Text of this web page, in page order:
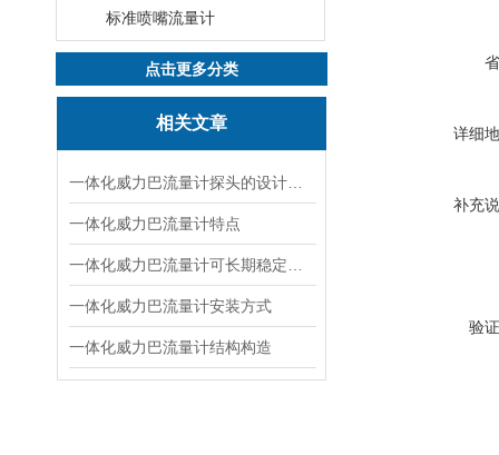
标准喷嘴流量计
点击更多分类
相关文章
一体化威力巴流量计特点
一体化威力巴流量计安装方式
一体化威力巴流量计结构构造
详细
补充
验